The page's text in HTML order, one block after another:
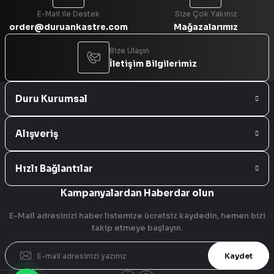
E-Mail ile Destek
order@duruankastre.com
Size Çok Yakınız
Mağazalarımız
Bize Ulaşın
İletişim Bilgilerimiz
Duru Kurumsal
Alışveriş
Hızlı Bağlantılar
Kampanyalardan Haberdar olun
E-Mail adresinizi haber listemize ücretsiz kaydedin, hemen bizi
takip etmeye başlayın.
Kaydet